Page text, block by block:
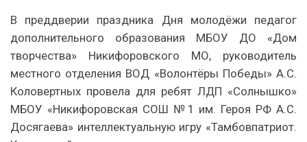
В преддверии праздника Дня молодёжи педагог
дополнительного образования МБОУ ДО «Дом
творчества» Никифоровского МО, руководитель
местного отделения ВОД «Волонтёры Победы» А.С.
Коловертных провела для ребят ЛДП «Солнышко»
МБОУ «Никифоровская СОШ №1 им. Героя РФ А.С.
Досягаева» интеллектуальную игру «Тамбовпатриот.